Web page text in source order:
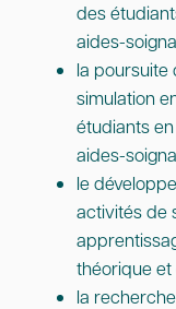
des
aides-
la poursuite
simulation
étudiants
aides-
le
activités de
théorique et
la